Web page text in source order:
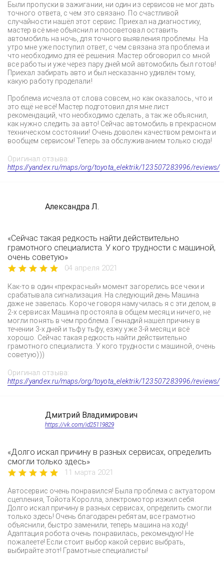
Были пропуски в зажигании, ни один из сервисов не мог дать
точного ответа, с чем это связано. По счастливой
случайности нашёл этот сервис. Приехал на диагностику,
мастер всё мне объяснил и посоветовал оставить
автомобиль на ночь, для точного выявления проблемы. На
утро мне уже поступил ответ, с чем связана эта проблема и
что необходимо для её решения. Мастер обговорил со мной
все работы и уже через пару дней мой автомобиль был готов!
Приехал забирать авто и был несказанно удивлён тому,
какую работу проделали!
Проблема исчезла от слова совсем, но как оказалось, что и
это ещё не всё! Мастер подготовил для мне лист
рекомендаций, что необходимо сделать, а так же объяснил,
как нужно следить за авто! Сейчас автомобиль в прекрасном
техническом состоянии! Очень доволен качеством ремонта и
вообщем сервисом! Теперь за обслуживанием только сюда!
Оригинал отзыва:
https://yandex.ru/maps/org/toyota_elektrik/123507283996/reviews/
Александра Л.
«Сейчас такая редкость найти действительно
грамотного специалиста. У кого трудности с машиной,
очень советую»
04 апреля 2021
Как-то в один «прекрасный» момент загорелись все чеки и
срабатывала сигнализация. На следующий день Машина
даже не завелась. Короче говоря намучилась я с эти делом, в
2-х сервисах Машина простояла в общем месяц и ничего, не
могли понять в чем проблема. Геннадий нашёл причину в
течении 3-х дней и тьфу тьфу, езжу уже 3-й месяц и всё
хорошо. Сейчас такая редкость найти действительно
грамотного специалиста. У кого трудности с машиной, очень
советую)))
Оригинал отзыва:
https://yandex.ru/maps/org/toyota_elektrik/123507283996/reviews/
Дмитрий Владимирович
https://vk.com/id25119829
«Долго искал причину в разных сервисах, определить
смогли только здесь»
11 марта 2021
Автосервис очень понравился! Была проблема с актуатором
сцепления, Тойота Королла, электромотор изжил себя.
Долго искал причину в разных сервисах, определить смогли
только здесь! Очень благодарен ребятам, все грамотно
объяснили, быстро заменили, теперь машина на ходу!
Адаптация робота очень понравилась, рекомендую! Не
пожалеете! Если стоит выбор какой сервис выбрать,
выбирайте этот! Грамотные специалисты!